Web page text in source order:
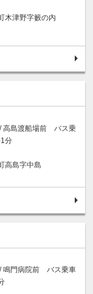
木津野字籔の内
/ 高島渡船場前 バス乗
分
高島字中島
/ 鳴門病院前 バス乗車